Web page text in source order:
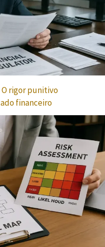
O rigor punitivo
financeiro